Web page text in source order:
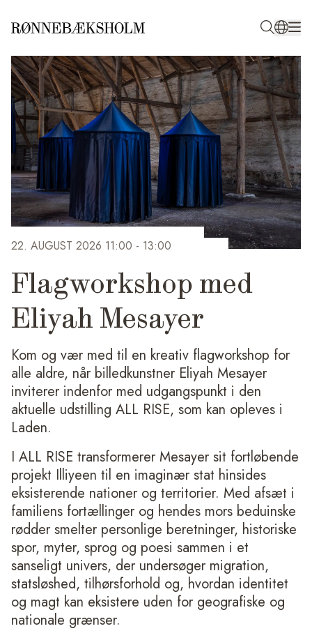
22. AUGUST 2026 11:00 - 13:00
Flagworkshop med
Eliyah Mesayer
Kom og vær med til en kreativ flagworkshop for
alle aldre, når billedkunstner Eliyah Mesayer
inviterer indenfor med udgangspunkt i den
aktuelle udstilling ALL RISE, som kan opleves i
Laden.
I ALL RISE transformerer Mesayer sit fortløbende
projekt Illiyeen til en imaginær stat hinsides
eksisterende nationer og territorier. Med afsæt i
familiens fortællinger og hendes mors beduinske
rødder smelter personlige beretninger, historiske
spor, myter, sprog og poesi sammen i et
sanseligt univers, der undersøger migration,
statsløshed, tilhørsforhold og, hvordan identitet
og magt kan eksistere uden for geografiske og
nationale grænser.